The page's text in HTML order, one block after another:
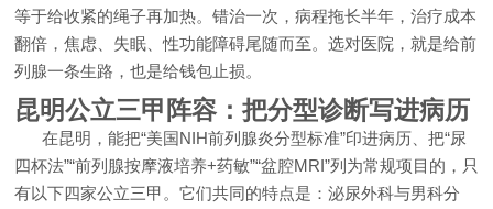
等于给收紧的绳子再加热。错治一次，病程拖长半年，治疗成本
翻倍，焦虑、失眠、性功能障碍尾随而至。选对医院，就是给前
列腺一条生路，也是给钱包止损。
昆明公立三甲阵容：把分型诊断写进病历
在昆明，能把“美国NIH前列腺炎分型标准”印进病历、把“尿
四杯法”“前列腺按摩液培养+药敏”“盆腔MRI”列为常规项目的，只
有以下四家公立三甲。它们共同的特点是：泌尿外科与男科分